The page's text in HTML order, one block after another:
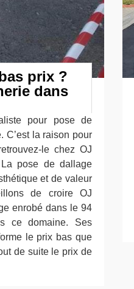
prix ?
dans
pour pose de
C’est la raison pour
le chez OJ
pose de dallage
et de valeur
de croire OJ
enrobé dans le 94
ce domaine. Ses
le prix bas que
de suite le prix de